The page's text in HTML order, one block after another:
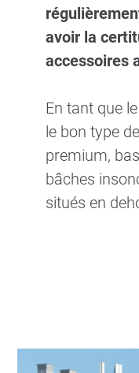
avoir la
accessoires
En tant que
le bon type
premium,
bâches
situés en